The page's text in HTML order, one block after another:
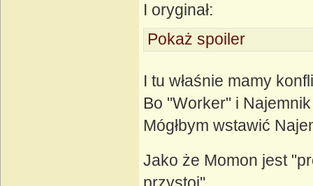
I oryginał:
Pokaż spoiler
I tu właśnie mamy
Bo "Worker" i
Mógłbym wstawić
Jako że Momon jest